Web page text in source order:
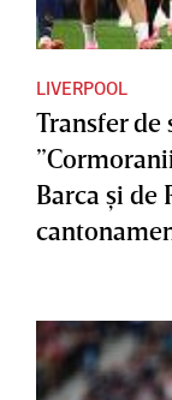
LIVERPOOL
Transfer
Barca şi de